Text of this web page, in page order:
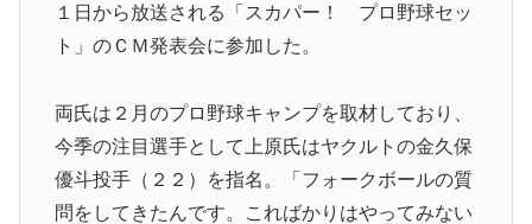
１日から放送される「スカパー！ プロ野球セッ
ト」のＣＭ発表会に参加した。
両氏は２月のプロ野球キャンプを取材しており、
今季の注目選手として上原氏はヤクルトの金久保
優斗投手（２２）を指名。「フォークボールの質
問をしてきたんです。こればかりはやってみない